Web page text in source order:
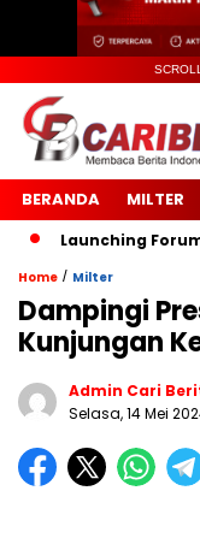
BERANDA MILTER
Launching Forum
Home / Milter
Dampingi
Kunjungan
Admin Cari
Selasa, 14 Mei